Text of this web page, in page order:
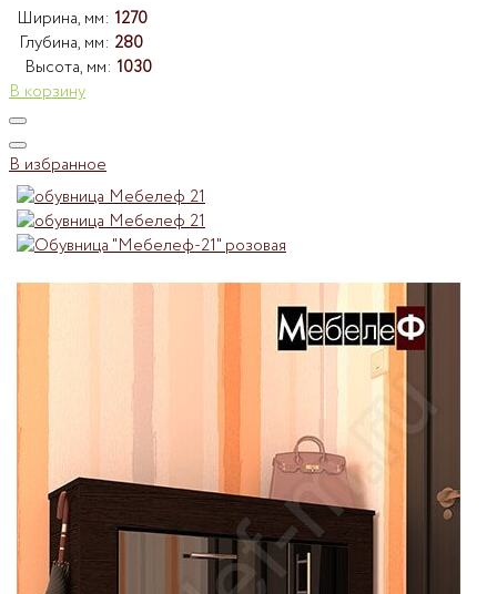
Ширина, мм: 1270
Глубина, мм: 280
Высота, мм: 1030
В корзину
В избранное